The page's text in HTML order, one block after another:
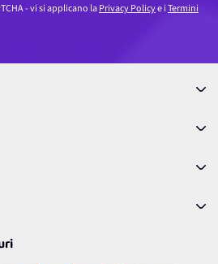
- vi si applicano laPrivacy Policye iTermini